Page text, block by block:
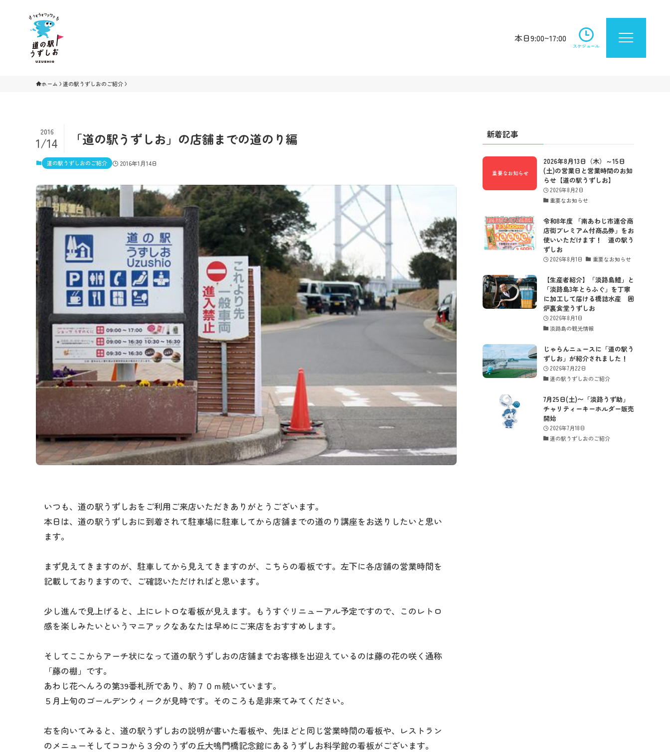
本日9:00~17:00
スケジュール
ホーム 道の駅うずしおのご紹介
「道の駅うずしお」の店舗までの道のり編
2016
1/14
道の駅うずしおのご紹介 2016年1月14日
いつも、道の駅うずしおをご利用ご来店いただきありがとうございます。
本日は、道の駅うずしおに到着されて駐車場に駐車してから店舗までの道のり講座をお送りしたいと思い
ます。
まず見えてきますのが、駐車してから見えてきますのが、こちらの看板です。左下に各店舗の営業時間を
記載しておりますので、ご確認いただければと思います。
少し進んで見上げると、上にレトロな看板が見えます。もうすぐリニューアル予定ですので、このレトロ
感を楽しみたいというマニアックなあなたは早めにご来店をおすすめします。
そしてここからアーチ状になって道の駅うずしおの店舗までお客様を出迎えているのは藤の花の咲く通称
「藤の棚」です。
あわじ花へんろの第39番札所であり、約７０ｍ続いています。
５月上旬のゴールデンウィークが見時です。そのころも是非来てみてください。
右を向いてみると、道の駅うずしおの説明が書いた看板や、先ほどと同じ営業時間の看板や、レストラン
のメニューそしてココから３分のうずの丘大鳴門橋記念館にあるうずしお科学館の看板がございます。
新着記事
2026年8月13日（木）～15日
(土)の営業日と営業時間のお知
らせ【道の駅うずしお】
2026年8月2日
重要なお知らせ
令和8年度 「南あわじ市連合商
店街プレミアム付商品券」をお
使いいただけます！ 道の駅う
ずしお
2026年8月1日 重要なお知らせ
【生産者紹介】「淡路島鱧」と
「淡路島3年とらふぐ」を丁寧
に加工して届ける橋詰水産 囲
炉裏食堂うずしお
2026年8月1日
淡路島の観光情報
じゃらんニュースに「道の駅う
ずしお」が紹介されました！
2026年7月22日
道の駅うずしおのご紹介
7月25日(土)〜「淡路うず助」
チャリティーキーホルダー販売
開始
2026年7月18日
道の駅うずしおのご紹介